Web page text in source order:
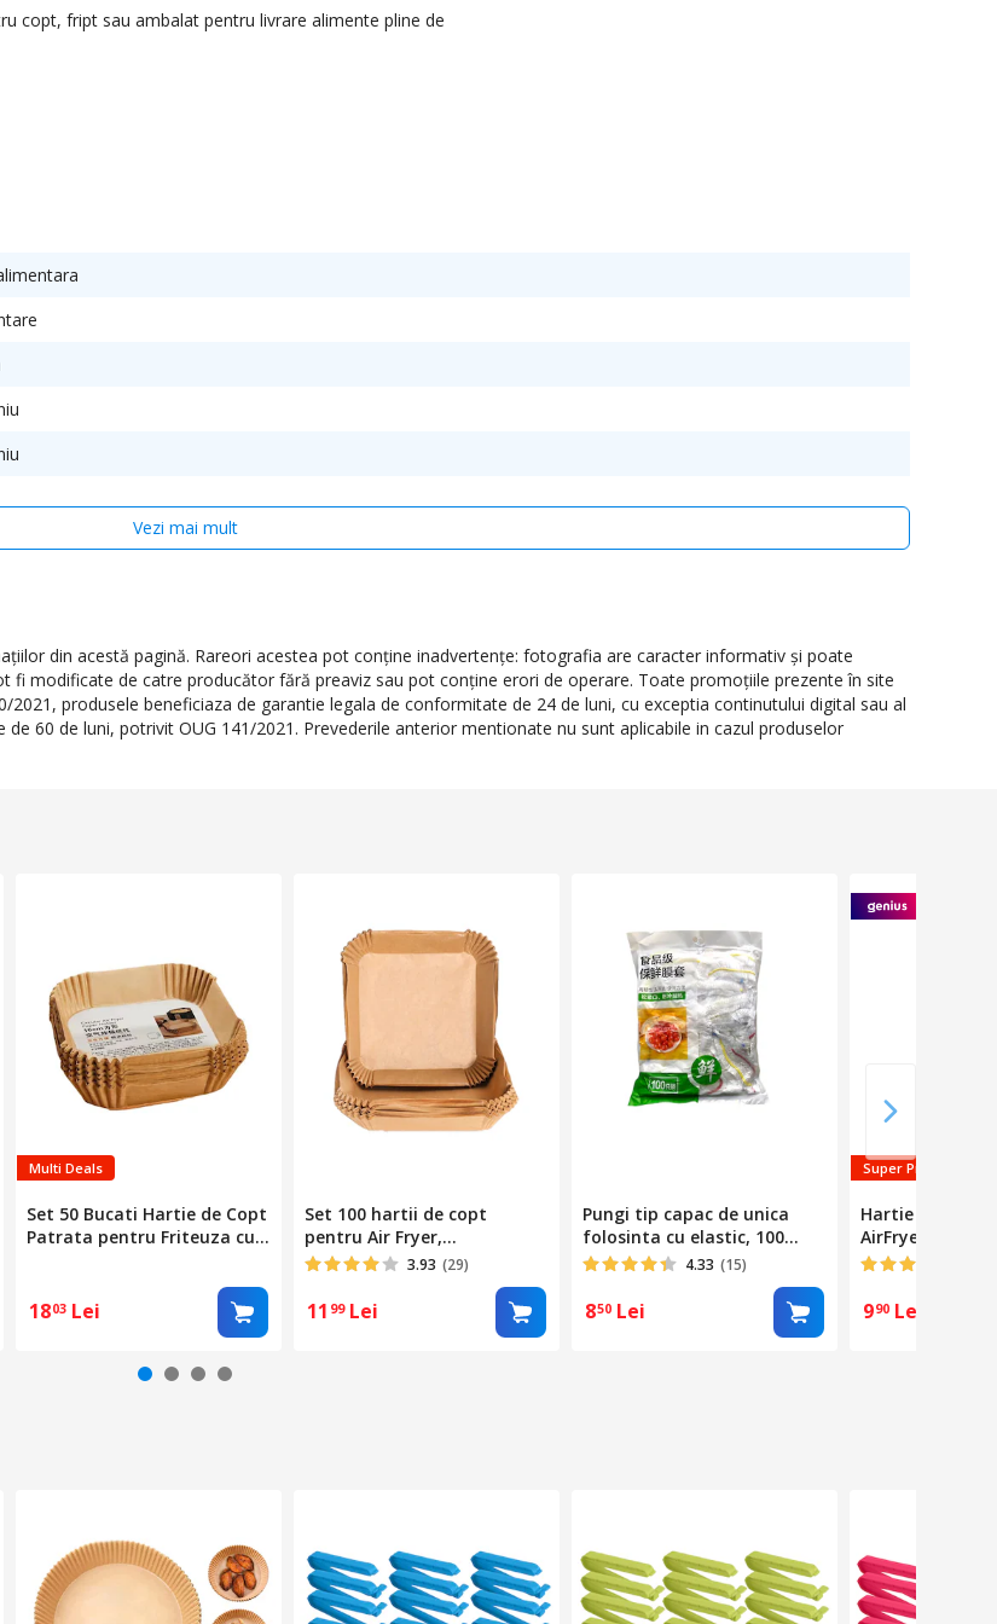
copt, fript sau ambalat pentru livrare alimente pline de
Vezi mai mult
din acestă pagină. Rareori acestea pot conţine inadvertenţe: fotografia are caracter informativ şi poate
fi modificate de catre producător fără preaviz sau pot conţine erori de operare. Toate promoţiile prezente în site
produsele beneficiaza de garantie legala de conformitate de 24 de luni, cu exceptia continutului digital sau al
60 de luni, potrivit OUG 141/2021. Prevederile anterior mentionate nu sunt aplicabile in cazul produselor
Multi Deals
Set 50 Bucati Hartie de Copt
Patrata pentru Friteuza cu
Impermeabila, de Unica
Folosinta, Fara BPA, Baza
1803 Lei
Set 100 hartii de copt
pentru Air Fryer,
16x16x4.5cm, Patrat, Maro
3.93 (29)
11 99 Lei
Pungi tip capac de unica
folosinta cu elastic, 100
buc/set
4.33 (15)
850 Lei
Super Pret
Hartie de copt
AirFryer rotund
buc
990 Lei